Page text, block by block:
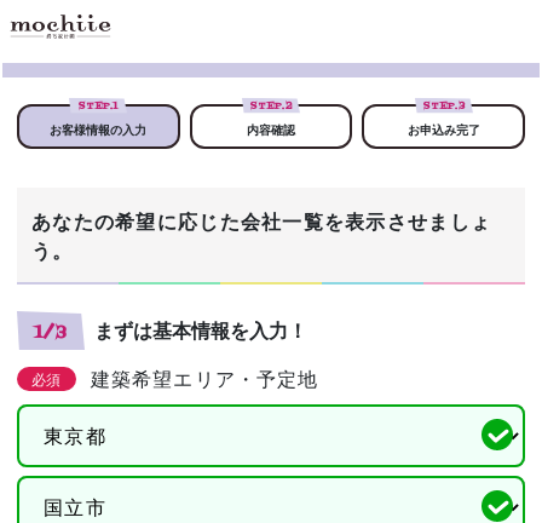
STEP.1
お客様情報の入力
STEP.2
内容確認
STEP.3
お申込み完了
あなたの希望に応じた会社一覧を表示させましょ
う。
1/3 まずは基本情報を入力！
必須 建築希望エリア・予定地